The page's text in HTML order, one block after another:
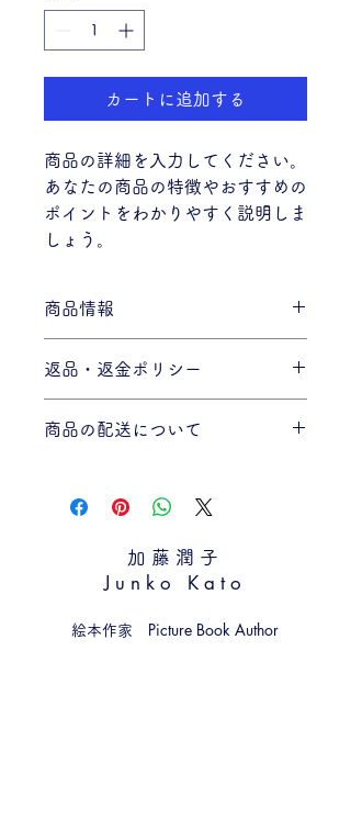
カートに追加する
商品の詳細を入力してください。
あなたの商品の特徴やおすすめの
ポイントをわかりやすく説明しま
しょう。
商品情報
ズ、素材、取扱説明に加え、商品の特
徴やおすすめのポイントなどを説明し
ましょう。
返品・返金ポリシー
商品にご満足いただけなかった場合の
で、お客様の信頼を獲得し、安心して
商品の配送について
てください。配送情報を明確にするこ
て商品をご購入いただけます。
加藤潤子
​Junko Kato
絵本作家 Picture Book Author